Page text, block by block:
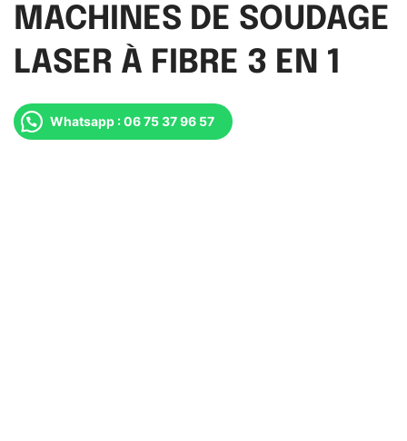
MACHINES DE SOUDAGE
LASER À FIBRE 3 EN 1
Whatsapp : 06 75 37 96 57